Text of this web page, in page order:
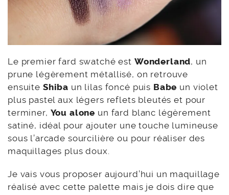
Le premier fard swatché est Wonderland, un
prune légèrement métallisé, on retrouve
ensuite Shiba un lilas foncé puis Babe un violet
plus pastel aux légers reflets bleutés et pour
terminer, You alone un fard blanc légèrement
satiné, idéal pour ajouter une touche lumineuse
sous l’arcade sourcilière ou pour réaliser des
maquillages plus doux.
Je vais vous proposer aujourd’hui un maquillage
réalisé avec cette palette mais je dois dire que